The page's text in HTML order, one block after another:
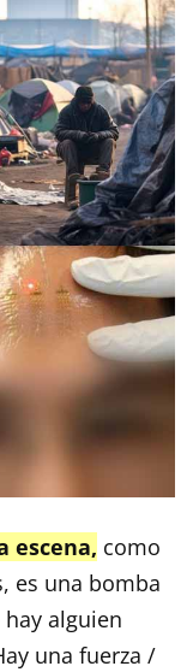
escena, como
es una bomba
alguien
una fuerza /